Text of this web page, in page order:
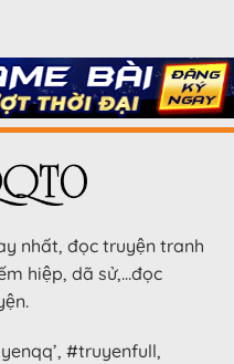
nhất, đọc truyện tranh
hiệp, dã sử,…đọc
#truyenfull,